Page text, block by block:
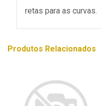
retas para as curvas.
Produtos Relacionados